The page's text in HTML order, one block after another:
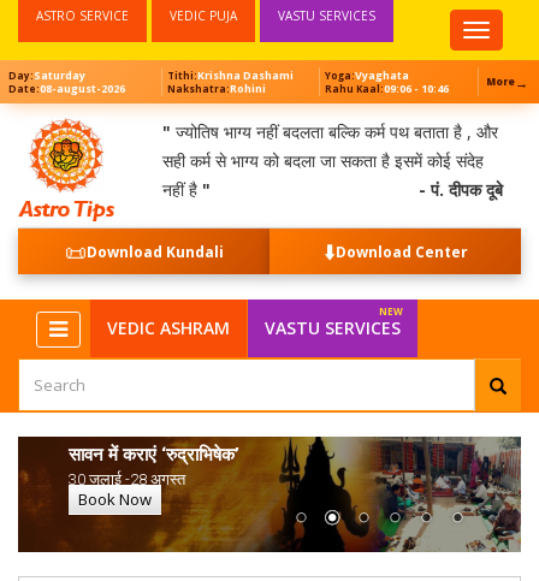
Top
Menu
ASTRO SERVICE VEDIC PUJA VASTU SERVICES
Day:Saturday
Date:08-august-2026
Tithi:Krishna Dashami
Nakshatra:Rohini
Yoga:Vyaghata
Rahu Kaal:09:06 - 10:46 More→
" ज्योतिष भाग्य नहीं बदलता बल्कि कर्म पथ बताता है , और
सही कर्म से भाग्य को बदला जा सकता है इसमें कोई संदेह
नहीं है " - पं. दीपक दूबे
📜Download Kundali ⬇️Download Center
VEDIC ASHRAM VASTU SERVICES
सावन में कराएं ‘रुद्राभिषेक’
30 जुलाई -28 अगस्त
Book Now